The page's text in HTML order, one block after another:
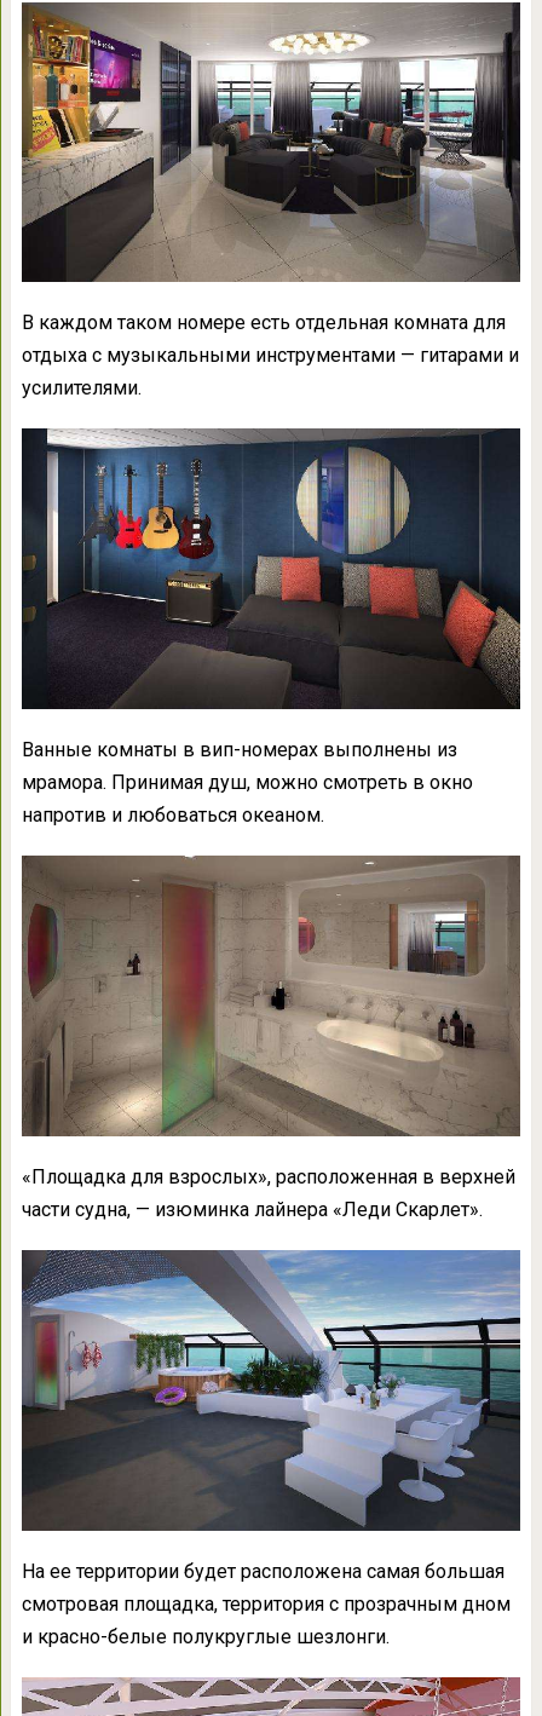
В каждом таком номере есть отдельная комната для
отдыха с музыкальными инструментами — гитарами и
усилителями.
Ванные комнаты в вип-номерах выполнены из
мрамора. Принимая душ, можно смотреть в окно
напротив и любоваться океаном.
«Площадка для взрослых», расположенная в верхней
части судна, — изюминка лайнера «Леди Скарлет».
На ее территории будет расположена самая большая
смотровая площадка, территория с прозрачным дном
и красно-белые полукруглые шезлонги.